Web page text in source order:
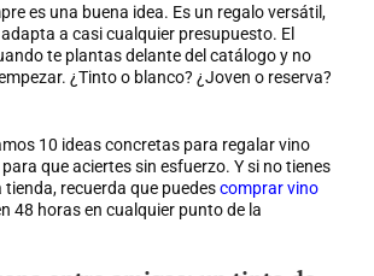
es una buena idea. Es un regalo versátil,
a casi cualquier presupuesto. El
te plantas delante del catálogo y no
¿Tinto o blanco? ¿Joven o reserva?
10 ideas concretas para regalar vino
que aciertes sin esfuerzo. Y si no tienes
tienda, recuerda que puedescomprar vino
48 horas en cualquier punto de la